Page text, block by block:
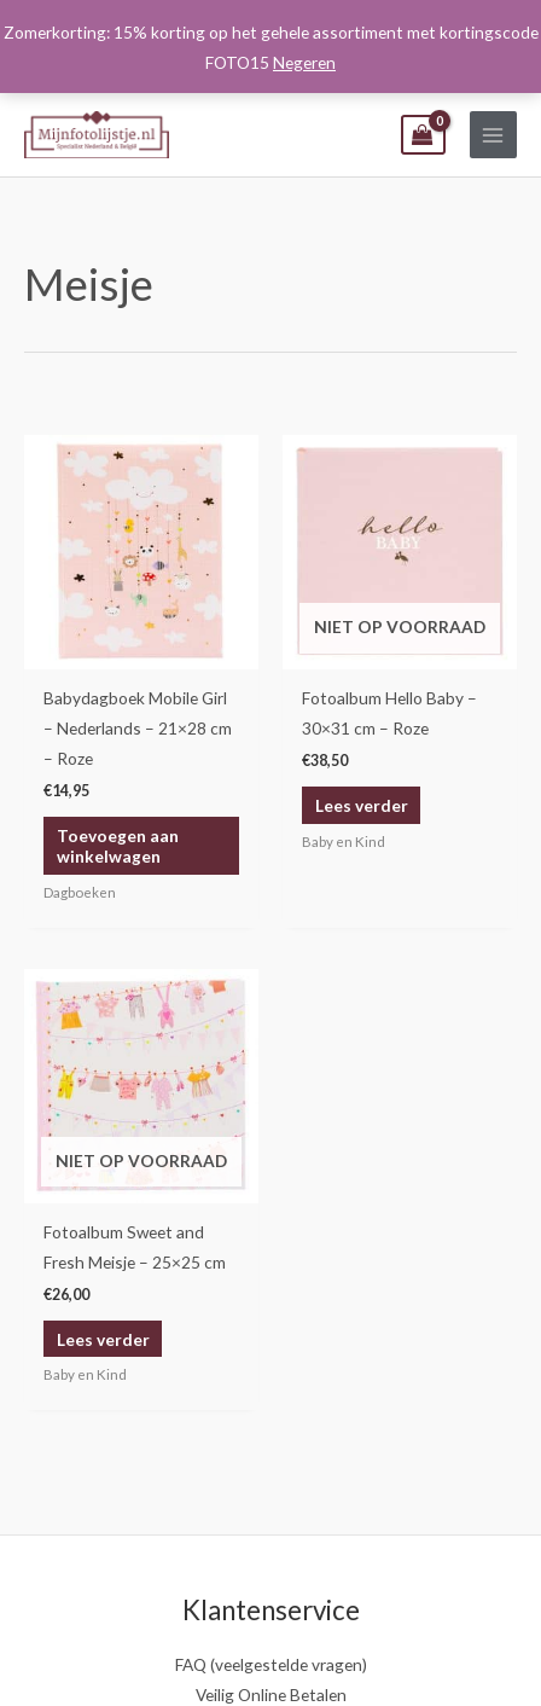
Zomerkorting: 15% korting op het gehele assortiment met kortingscode
FOTO15 Negeren
naar
Meisje
Babydagboek Mobile Girl
– Nederlands – 21×28 cm
– Roze
€14,95
Toevoegen aan
winkelwagen
Dagboeken
NIET OP VOORRAAD
Fotoalbum Hello Baby –
30×31 cm – Roze
€38,50
Lees verder
Baby en Kind
NIET OP VOORRAAD
Fotoalbum Sweet and
Fresh Meisje – 25×25 cm
€26,00
Lees verder
Baby en Kind
Klantenservice
FAQ (veelgestelde vragen)
Veilig Online Betalen